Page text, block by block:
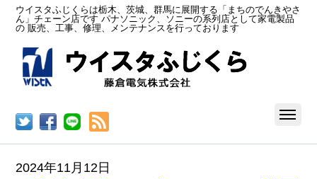
ウイスタふじくらは栃木、茨城、群馬に展開する「まちのでんきやさ
ん」チェーン店です パナソニック、ソニーの系列店として家電製品
の 販売、工事、修理、メンテナンスを行っております
2024年11月12日